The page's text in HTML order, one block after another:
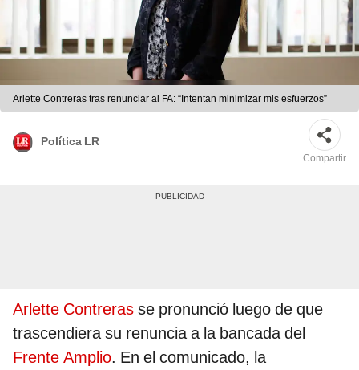
Arlette Contreras tras renunciar al FA: “Intentan minimizar mis esfuerzos”
Política LR
Compartir
Arlette Contreras se pronunció luego de que
trascendiera su renuncia a la bancada del
Frente Amplio. En el comunicado, la